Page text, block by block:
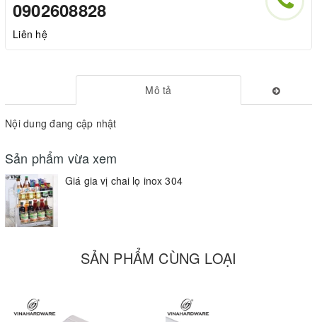
0902608828
Liên hệ
Mô tả
Nội dung đang cập nhật
Sản phẩm vừa xem
Giá gia vị chai lọ inox 304
SẢN PHẨM CÙNG LOẠI